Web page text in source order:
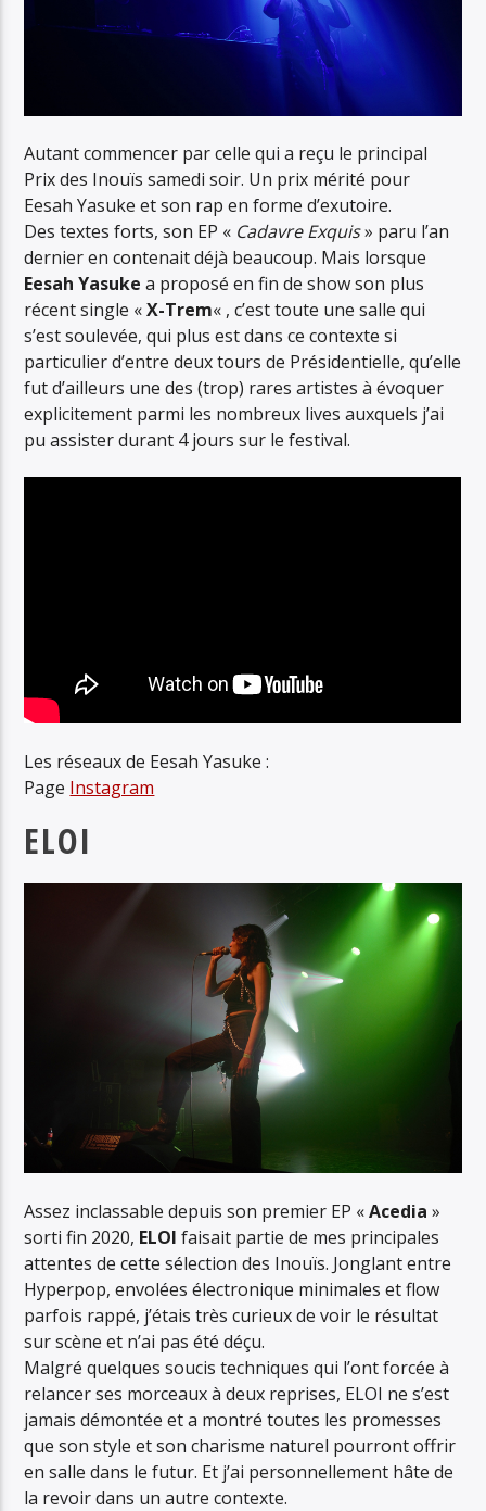
Autant commencer par celle qui a reçu le principal
Prix des Inouïs samedi soir. Un prix mérité pour
Eesah Yasuke et son rap en forme d’exutoire.
Des textes forts, son EP « Cadavre Exquis» paru l’an
dernier en contenait déjà beaucoup. Mais lorsque
Eesah Yasuke a proposé en fin de show son plus
récent single «X-Trem« , c’est toute une salle qui
s’est soulevée, qui plus est dans ce contexte si
particulier d’entre deux tours de Présidentielle, qu’elle
fut d’ailleurs une des (trop) rares artistes à évoquer
explicitement parmi les nombreux lives auxquels j’ai
pu assister durant 4 jours sur le festival.
Les réseaux de Eesah Yasuke :
Page Instagram
ELOI
Assez inclassable depuis son premier EP «Acedia »
sorti fin 2020, ELOI faisait partie de mes principales
attentes de cette sélection des Inouïs. Jonglant entre
Hyperpop, envolées électronique minimales et flow
parfois rappé, j’étais très curieux de voir le résultat
sur scène et n’ai pas été déçu.
Malgré quelques soucis techniques qui l’ont forcée à
relancer ses morceaux à deux reprises, ELOI ne s’est
jamais démontée et a montré toutes les promesses
que son style et son charisme naturel pourront offrir
en salle dans le futur. Et j’ai personnellement hâte de
la revoir dans un autre contexte.